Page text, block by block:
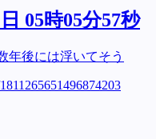
05時05分57秒
年後には浮いてそう